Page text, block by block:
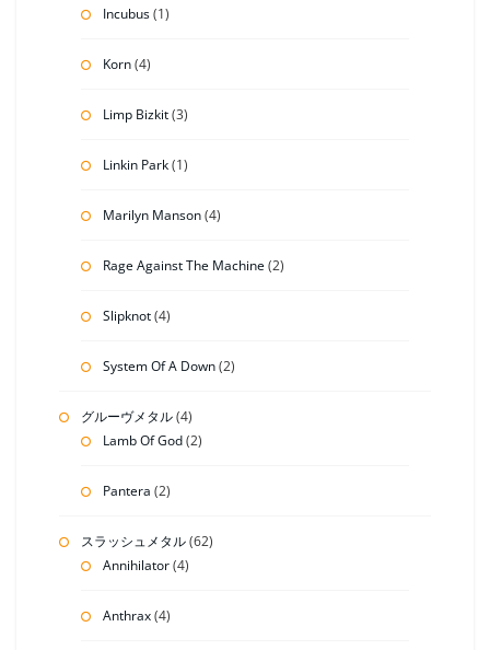
Incubus(1)
Korn(4)
Limp Bizkit(3)
Linkin Park(1)
Marilyn Manson(4)
Rage Against The Machine(2)
Slipknot(4)
System Of A Down(2)
グルーヴメタル(4)
Lamb Of God(2)
Pantera (2)
スラッシュメタル(62)
Annihilator(4)
Anthrax(4)